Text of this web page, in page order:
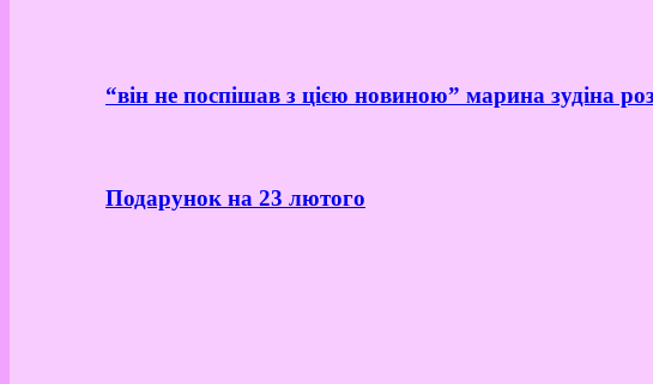
“він не поспішав з цією новиною” марина зудіна
Подарунок на 23 лютого